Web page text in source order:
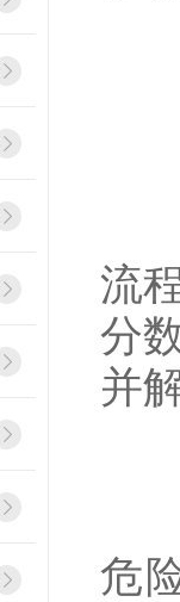
流
分
并
危